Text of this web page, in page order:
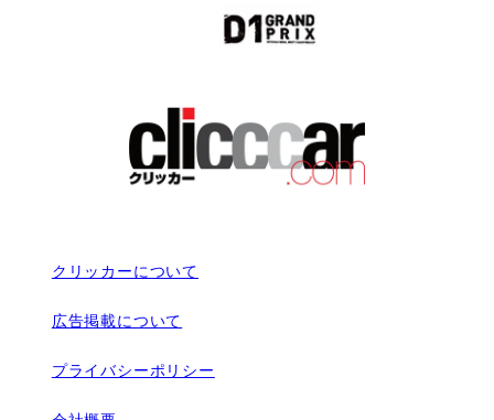
クリッカーについて
広告掲載について
プライバシーポリシー